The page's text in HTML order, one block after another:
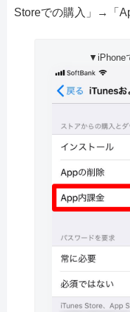
Storeでの購入」→「
▼iPhone